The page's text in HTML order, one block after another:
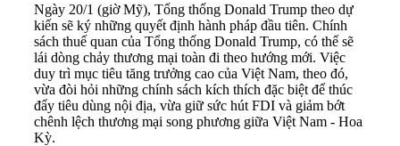
Ngày 20/1 (giờ Mỹ), Tổng thống Donald Trump theo dự
kiến sẽ ký những quyết định hành pháp đầu tiên. Chính
sách thuế quan của Tổng thống Donald Trump, có thể sẽ
lái dòng chảy thương mại toàn đi theo hướng mới. Việc
duy trì mục tiêu tăng trưởng cao của Việt Nam, theo đó,
vừa đòi hỏi những chính sách kích thích đặc biệt để thúc
đẩy tiêu dùng nội địa, vừa giữ sức hút FDI và giảm bớt
chênh lệch thương mại song phương giữa Việt Nam - Hoa
Kỳ.